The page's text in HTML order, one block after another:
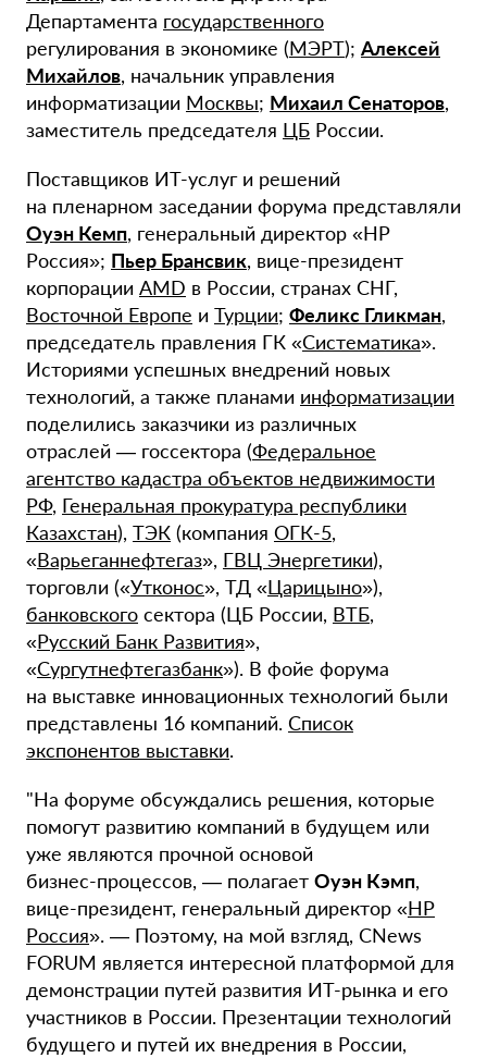
Департамента государственного
регулирования в экономике (МЭРТ); Алексей
Михайлов, начальник управления
информатизации Москвы; Михаил Сенаторов,
заместитель председателя ЦБ России.
Поставщиков ИТ-услуги решений
на пленарном заседании форума представляли
Оуэн Кемп, генеральный директор «НР
Россия»; Пьер Брансвик, вице-президент
корпорации AMD в России, странах СНГ,
Восточной Европе и Турции; Феликс Гликман,
председатель правления ГК «Систематика».
Историями успешных внедрений новых
технологий, а также планами информатизации
поделились заказчики из различных
отраслей — госсектора (Федеральное
агентство кадастра объектов недвижимости
РФ, Генеральная прокуратура республики
Казахстан), ТЭК (компания ОГК-5,
«Варьеганнефтегаз», ГВЦ Энергетики),
торговли («Утконос», ТД «Царицыно»),
банковского сектора (ЦБ России, ВТБ,
«Русский Банк Развития»,
«Сургутнефтегазбанк»). В фойе форума
на выставке инновационных технологий были
представлены 16 компаний. Список
экспонентов выставки.
"На форуме обсуждались решения, которые
помогут развитию компаний в будущем или
уже являются прочной основой
бизнес-процессов, — полагает Оуэн Кэмп,
вице-президент, генеральный директор «HP
Россия». — Поэтому, на мой взгляд, CNews
FORUM является интересной платформой для
демонстрации путей развития ИТ-рынка и его
участников в России. Презентации технологий
будущего и путей их внедрения в России,